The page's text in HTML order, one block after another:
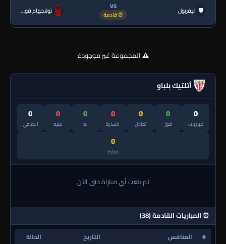
🛡 ليفربول VS
⏰ قادمة نوتنجهام فورست
⚠️ المجموعة غير موجودة
أتلتيك بلباو
0
مباريات
0
فوز
0
تعادل
0
خسارة
0
له
0
عليه
0
الصافي
0
نقاط
لم يلعب أي مباراة حتى الآن
⏰ المباريات القادمة (38)
# المنافس التاريخ
الحالة